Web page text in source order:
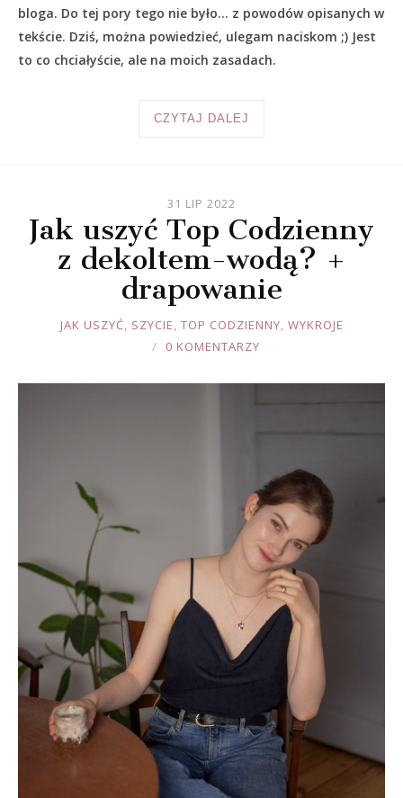
bloga. Do tej pory tego nie było… z powodów opisanych w
tekście. Dziś, można powiedzieć, ulegam naciskom ;) Jest
to co chciałyście, ale na moich zasadach.
CZYTAJ DALEJ
31 LIP 2022
Jak uszyć Top Codzienny
z dekoltem-wodą? +
drapowanie
JOULE
JAK USZYĆ, SZYCIE, TOP CODZIENNY, WYKROJE
0 KOMENTARZY